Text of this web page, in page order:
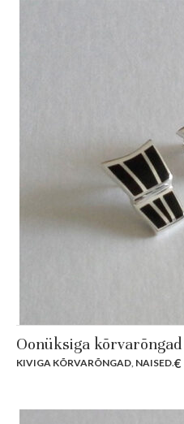
Oonüksiga kõrvarõngad
KIVIGA KÕRVARÕNGAD, NAISED.€